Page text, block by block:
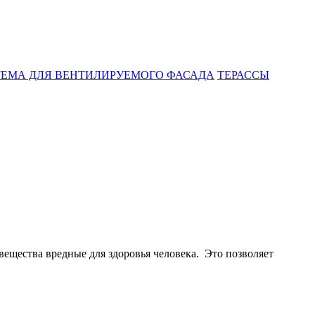
ДЛЯ ВЕНТИЛИРУЕМОГО ФАСАДА ТЕРАССЫ
вредные для здоровья человека. Это позволяет